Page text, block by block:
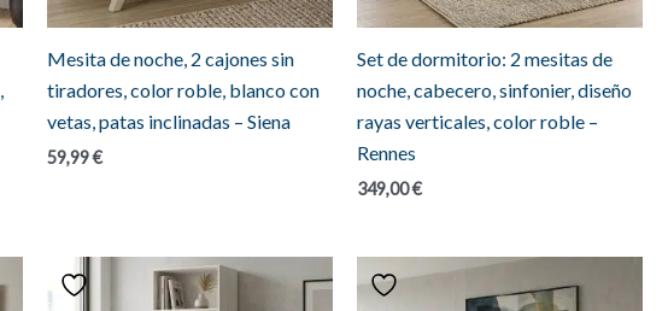
Mesita de noche, 2 cajones sin
tiradores, color roble, blanco con
vetas, patas inclinadas – Siena
59,99€
Set de dormitorio: 2 mesitas de
noche, cabecero, sinfonier, diseño
rayas verticales, color roble –
Rennes
349,00€